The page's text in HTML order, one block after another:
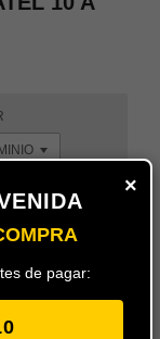
Añadir
carrito
empotrar para
×
de pagar: